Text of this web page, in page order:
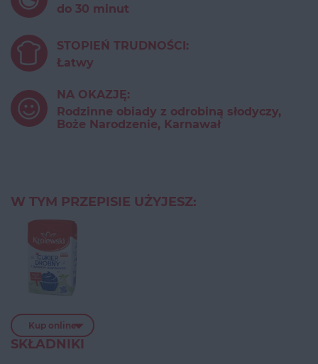
do 30 minut
STOPIEŃ TRUDNOŚCI:
Łatwy
NA OKAZJĘ:
Rodzinne obiady z odrobiną słodyczy,
Boże Narodzenie, Karnawał
W TYM PRZEPISIE UŻYJESZ:
Kup online
SKŁADNIKI